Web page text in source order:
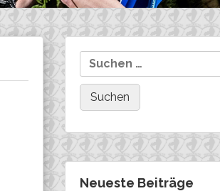
Suchen
nach:
Neueste Beiträge